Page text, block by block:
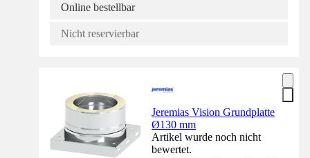
Online bestellbar
Nicht reservierbar
Jeremias Vision Grundplatte
Ø130 mm
Artikel wurde noch nicht
bewertet.